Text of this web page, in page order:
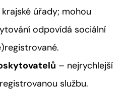
úřady; mohou
odpovídá sociální
– nejrychlejší
službu.